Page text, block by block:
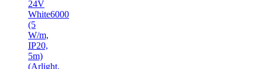
24V
White6000
(5
W/m,
IP20,
5m)
(Arlight,